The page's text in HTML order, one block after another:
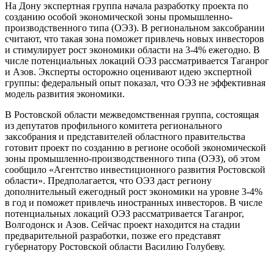
На Дону экспертная группа начала разработку проекта по
созданию особой экономической зоны промышленно-
производственного типа (ОЭЗ). В региональном заксобрании
считают, что такая зона поможет привлечь новых инвесторов
и стимулирует рост экономики области на 3-4% ежегодно. В
числе потенциальных локаций ОЭЗ рассматривается Таганрог
и Азов. Эксперты осторожно оценивают идею экспертной
группы: федеральный опыт показал, что ОЭЗ не эффективная
модель развития экономики.
В Ростовской области межведомственная группа, состоящая
из депутатов профильного комитета регионального
заксобрания и представителей областного правительства
готовит проект по созданию в регионе особой экономической
зоны промышленно-производственного типа (ОЭЗ), об этом
сообщило «Агентство инвестиционного развития Ростовской
области». Предполагается, что ОЭЗ даст региону
дополнительный ежегодный рост экономики на уровне 3-4%
в год и поможет привлечь иностранных инвесторов. В числе
потенциальных локаций ОЭЗ рассматривается Таганрог,
Волгодонск и Азов. Сейчас проект находится на стадии
предварительной разработки, позже его представят
губернатору Ростовской области Василию Голубеву.